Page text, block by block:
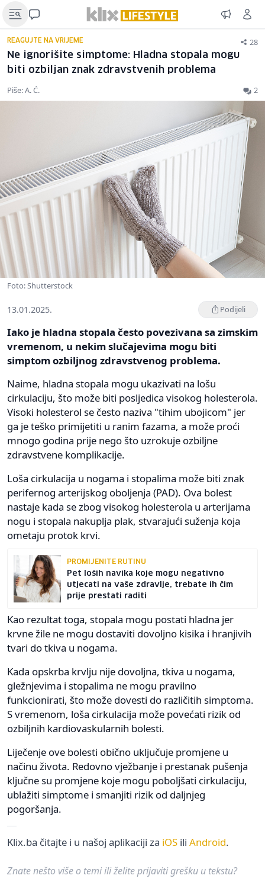
REAGUJTE NA VRIJEME 28
Ne ignorišite simptome: Hladna stopala mogu
biti ozbiljan znak zdravstvenih problema
Piše: A. Ć. 2
Foto: Shutterstock
13.01.2025. Podijeli
Iako je hladna stopala često povezivana sa zimskim
vremenom, u nekim slučajevima mogu biti
simptom ozbiljnog zdravstvenog problema.
Naime, hladna stopala mogu ukazivati na lošu
cirkulaciju, što može biti posljedica visokog holesterola.
Visoki holesterol se često naziva "tihim ubojicom" jer
ga je teško primijetiti u ranim fazama, a može proći
mnogo godina prije nego što uzrokuje ozbiljne
zdravstvene komplikacije.
Loša cirkulacija u nogama i stopalima može biti znak
perifernog arterijskog oboljenja (PAD). Ova bolest
nastaje kada se zbog visokog holesterola u arterijama
nogu i stopala nakuplja plak, stvarajući suženja koja
ometaju protok krvi.
PROMIJENITE RUTINU
Pet loših navika koje mogu negativno
utjecati na vaše zdravlje, trebate ih čim
prije prestati raditi
Kao rezultat toga, stopala mogu postati hladna jer
krvne žile ne mogu dostaviti dovoljno kisika i hranjivih
tvari do tkiva u nogama.
Kada opskrba krvlju nije dovoljna, tkiva u nogama,
gležnjevima i stopalima ne mogu pravilno
funkcionirati, što može dovesti do različitih simptoma.
S vremenom, loša cirkulacija može povećati rizik od
ozbiljnih kardiovaskularnih bolesti.
Liječenje ove bolesti obično uključuje promjene u
načinu života. Redovno vježbanje i prestanak pušenja
ključne su promjene koje mogu poboljšati cirkulaciju,
ublažiti simptome i smanjiti rizik od daljnjeg
pogoršanja.
Klix.ba čitajte i u našoj aplikaciji za iOS ili Android.
Znate nešto više o temi ili želite prijaviti grešku u tekstu?